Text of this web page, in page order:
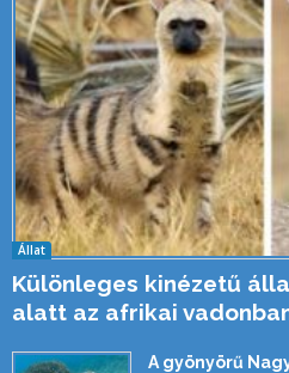
Állat
Különleges kinézetű
alatt az afrikai
A gyönyörű